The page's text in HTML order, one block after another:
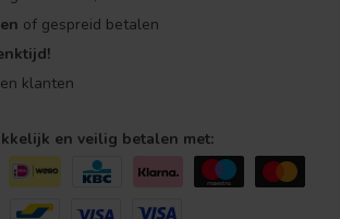
of gespreid betalen
klanten
en veilig betalen met: